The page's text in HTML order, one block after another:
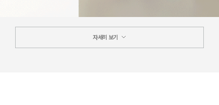
자세히 보기